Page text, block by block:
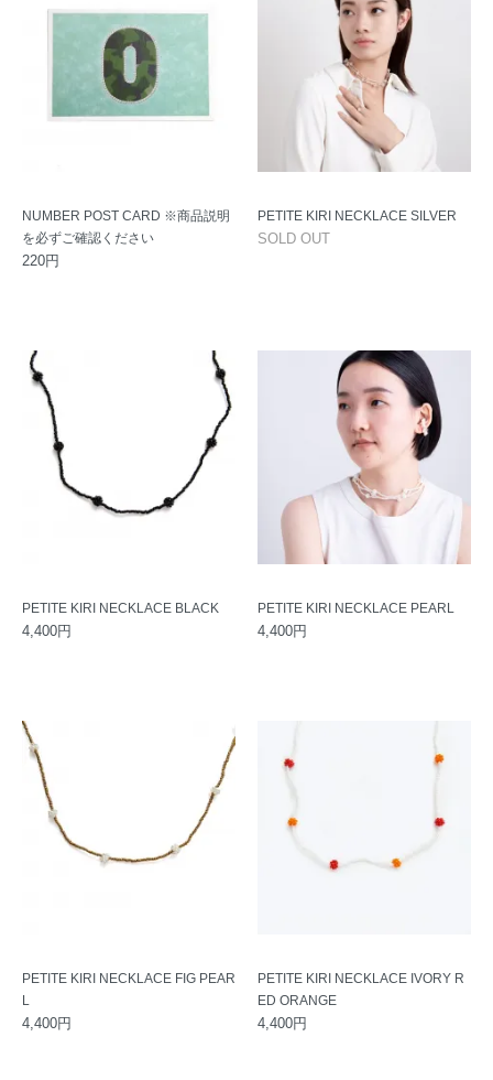
NUMBER POST CARD ※商品説明
を必ずご確認ください
220円
PETITE KIRI NECKLACE SILVER
SOLD OUT
PETITE KIRI NECKLACE BLACK
4,400円
PETITE KIRI NECKLACE PEARL
4,400円
PETITE KIRI NECKLACE FIG PEAR
L
4,400円
PETITE KIRI NECKLACE IVORY R
ED ORANGE
4,400円